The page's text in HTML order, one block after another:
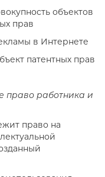
объектов
прав
в Интернете
патентных прав
право работника и
право на